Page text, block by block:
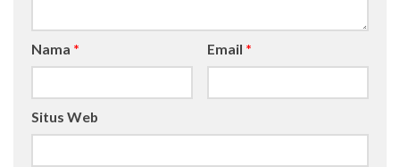
Nama * Email *
Situs Web